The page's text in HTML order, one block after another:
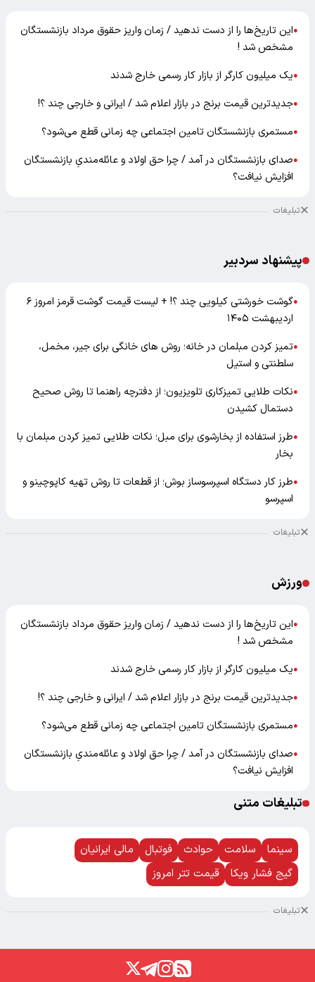
●این تاریخ‌ها را از دست ندهید / زمان واریز حقوق مرداد بازنشستگان
مشخص شد !
●یک میلیون کارگر از بازار کار رسمی خارج شدند
●جدیدترین قیمت برنج در بازار اعلام شد / ایرانی و خارجی چند ؟!
●مستمری بازنشستگان تامین اجتماعی چه زمانی قطع می‌شود؟
●صدای بازنشستگان در آمد / چرا حق اولاد و عائله‌مندیِ بازنشستگان
افزایش نیافت؟
تبلیغات
پیشنهاد سردبیر
●
گوشت خورشتی کیلویی چند ؟! + لیست قیمت گوشت قرمز امروز ۶
اردیبهشت ۱۴۰۵
●تمیز کردن مبلمان در خانه؛ روش های خانگی برای جیر، مخمل،
سلطنتی و استیل
●نکات طلایی تمیزکاری تلویزیون؛ از دفترچه راهنما تا روش صحیح
دستمال کشیدن
●طرز استفاده از بخارشوی برای مبل؛ نکات طلایی تمیز کردن مبلمان با
بخار
●طرز کار دستگاه اسپرسوساز بوش؛ از قطعات تا روش تهیه کاپوچینو و
اسپرسو
تبلیغات
ورزش
●این تاریخ‌ها را از دست ندهید / زمان واریز حقوق مرداد بازنشستگان
مشخص شد !
●یک میلیون کارگر از بازار کار رسمی خارج شدند
●جدیدترین قیمت برنج در بازار اعلام شد / ایرانی و خارجی چند ؟!
●مستمری بازنشستگان تامین اجتماعی چه زمانی قطع می‌شود؟
●صدای بازنشستگان در آمد / چرا حق اولاد و عائله‌مندیِ بازنشستگان
افزایش نیافت؟
تبلیغات متنی
سینما سلامت حوادث فوتبال
مالی ایرانیان
گیج فشار ویکا
قیمت تتر امروز
تبلیغات